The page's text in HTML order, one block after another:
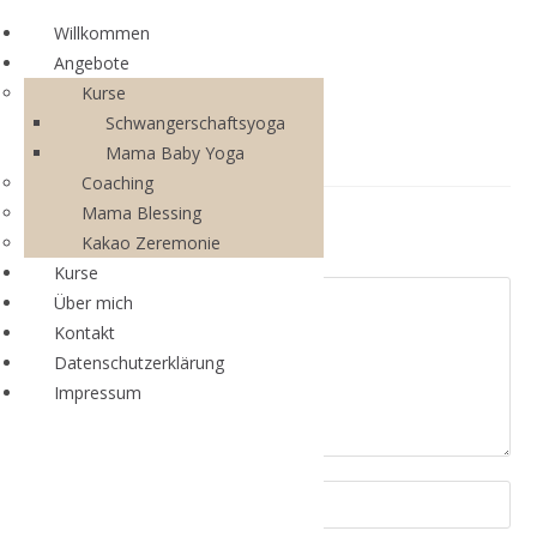
Schreibe einen Kommentar
Willkommen
Angebote
Kurse
Schwangerschaftsyoga
Mama Baby Yoga
Coaching
Mama Blessing
Kakao Zeremonie
Kurse
Über mich
Kontakt
Datenschutzerklärung
Impressum